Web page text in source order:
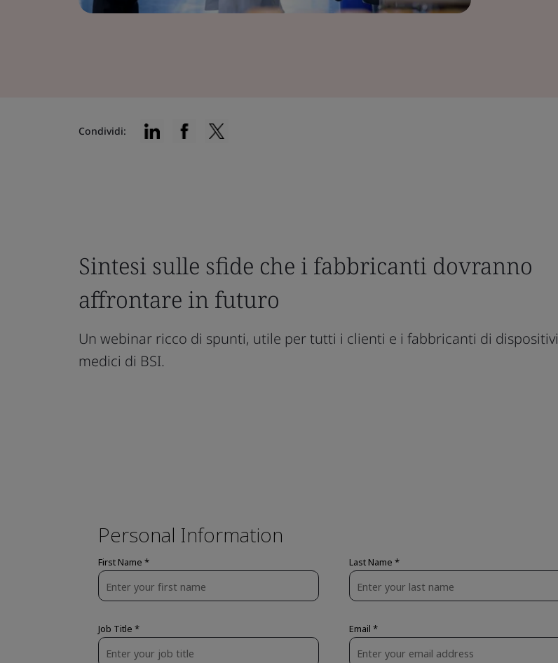
Condividi:
Sintesi sulle sfide che i fabbricanti dovranno
affrontare in futuro
Un webinar ricco di spunti, utile per tutti i clienti e i fabbricanti di dispositivi
medici di BSI.